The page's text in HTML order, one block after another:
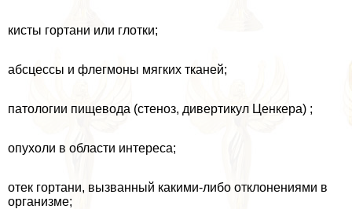
кисты гортани или глотки;
абсцессы и флегмоны мягких тканей;
патологии пищевода (стеноз, дивертикул Ценкера) ;
опухоли в области интереса;
отек гортани, вызванный какими-либо отклонениями в
организме;